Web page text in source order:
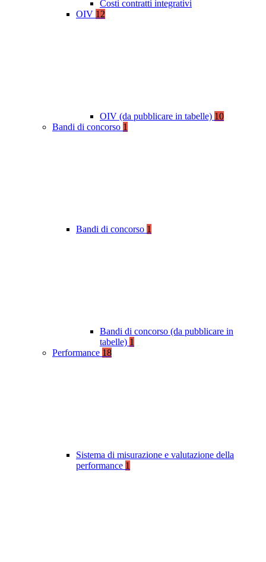
Costi contratti integrativi
OIV 12
OIV (da pubblicare in tabelle) 10
Bandi di concorso 1
Bandi di concorso 1
Bandi di concorso (da pubblicare in
tabelle) 1
Performance 18
Sistema di misurazione e valutazione della
performance 1